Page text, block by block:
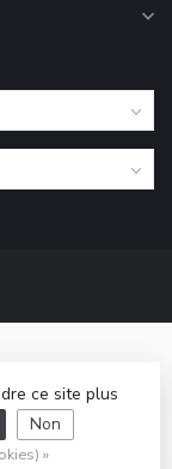
Lightspeed
ce site plus
Non
»